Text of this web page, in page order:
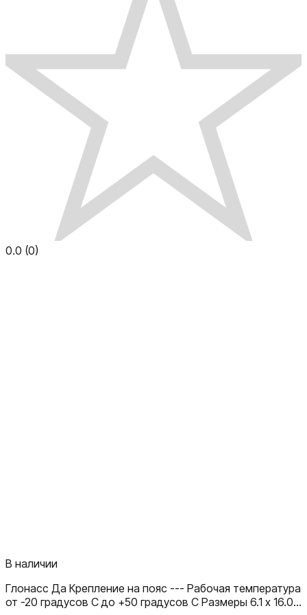
0.0 (0)
В наличии
Глонасс Да Крепление на пояс --- Рабочая температура
от -20 градусов С до +50 градусов С Размеры 6.1 x 16.0 x